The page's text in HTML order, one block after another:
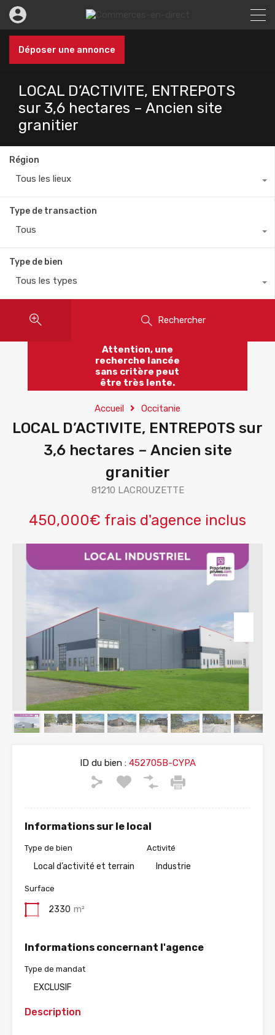
Déposer une annonce
LOCAL D’ACTIVITE, ENTREPOTS
sur 3,6 hectares – Ancien site
granitier
Région
Tous les lieux
Type de transaction
Tous
Type de bien
Tous les types
Rechercher
Attention, une
recherche lancée
sans critère peut
être très lente.
Accueil Occitanie
LOCAL D’ACTIVITE, ENTREPOTS sur
3,6 hectares – Ancien site
granitier
81210 LACROUZETTE
450,000€ frais d'agence inclus
ID du bien :452705B-CYPA
Informations sur le local
Type de bien
Local d’activité et terrain
Activité
Industrie
Surface
2330 m²
Informations concernant l'agence
Type de mandat
EXCLUSIF
Description